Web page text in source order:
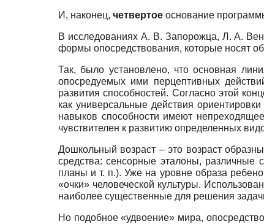
И, наконец, четвертое основание
В исследованиях А. В. Запорожца, Л. А.
формы опосредствования, которые носят
Так, было установлено, что основная
опосредуемых ими перцептивных
развития способностей. Согласно этой
как универсальные действия
навыков способности имеют
чувствителен к развитию определенных
Дошкольный возраст – это возраст
средства: сенсорные эталоны, различные
планы и т. п.). Уже на уровне образа
«очки» человеческой культуры.
наиболее существенные для решения
Но подобное «удвоение» мира,